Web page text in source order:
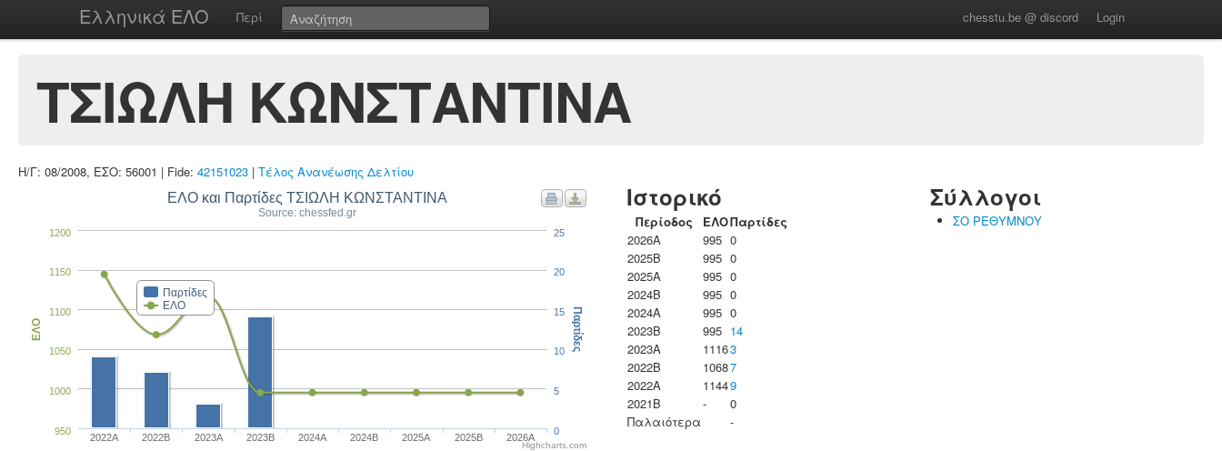
Ελληνικά ΕΛΟ Περί chesstu.be @ discord Login
ΤΣΙΩΛΗ ΚΩΝΣΤΑΝΤΙΝΑ
Η/Γ: 08/2008, ΕΣΟ: 56001 | Fide: 42151023 | Τέλος Ανανέωσης Δελτίου
ΕΛΟ και Παρτίδες ΤΣΙΩΛΗ ΚΩΝΣΤΑΝΤΙΝΑ
Source: chessfed.gr
Παρτίδες
ΕΛΟ
2022A 2022B 2023Α 2023B 2024A 2024B 2025A 2025B 2026A
950
1000
1050
1100
1150
1200
ΕΛΟ
0
5
10
15
20
25
Παρτίδες
Highcharts.com
Ιστορικό
Περίοδος ΕΛΟΠαρτίδες
2026A
995 0
2025B
995 0
2025A
995 0
2024B
995 0
2024A
995 0
2023B
995 14
2023Α
11163
2022B
10687
2022A
11449
2021B
-
0
Παλαιότερα
-
Σύλλογοι
ΣΟ ΡΕΘΥΜΝΟΥ